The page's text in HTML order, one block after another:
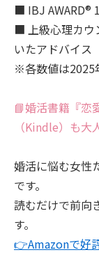
■ IBJ AWARD®
■ 上級心理カウ
いたアドバイス
※各数値は2025
📘婚活書籍『恋
（Kindle）も大
婚活に悩む女性
です。
読むだけで前向
す。
👉Amazonで好